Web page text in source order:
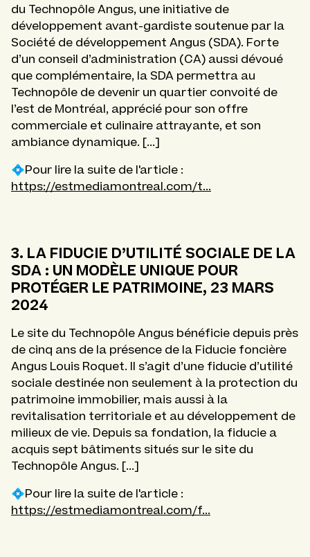
du Technopôle Angus, une initiative de
développement avant-gardiste soutenue par la
Société de développement Angus (SDA). Forte
d’un conseil d’administration (CA) aussi dévoué
que complémentaire, la SDA permettra au
Technopôle de devenir un quartier convoité de
l’est de Montréal, apprécié pour son offre
commerciale et culinaire attrayante, et son
ambiance dynamique. [...]
💠Pour lire la suite de l'article :
https://estmediamontreal.com/t...
3. LA FIDUCIE D’UTILITÉ SOCIALE DE LA
SDA : UN MODÈLE UNIQUE POUR
PROTÉGER LE PATRIMOINE, 23 MARS
2024
Le site du Technopôle Angus bénéficie depuis près
de cinq ans de la présence de la Fiducie foncière
Angus Louis Roquet. Il s’agit d’une fiducie d’utilité
sociale destinée non seulement à la protection du
patrimoine immobilier, mais aussi à la
revitalisation territoriale et au développement de
milieux de vie. Depuis sa fondation, la fiducie a
acquis sept bâtiments situés sur le site du
Technopôle Angus. [...]
💠Pour lire la suite de l'article :
https://estmediamontreal.com/f...